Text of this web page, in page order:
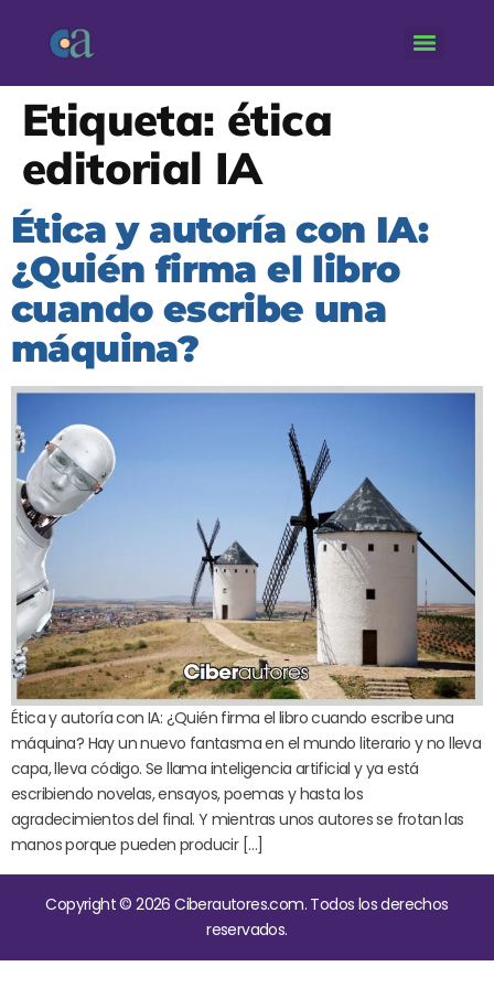
Etiqueta: ética
editorial IA
Ética y autoría con IA:
¿Quién firma el libro
cuando escribe una
máquina?
Ética y autoría con IA: ¿Quién firma el libro cuando escribe una
máquina? Hay un nuevo fantasma en el mundo literario y no lleva
capa, lleva código. Se llama inteligencia artificial y ya está
escribiendo novelas, ensayos, poemas y hasta los
agradecimientos del final. Y mientras unos autores se frotan las
manos porque pueden producir […]
Copyright © 2026 Ciberautores.com. Todos los derechos
reservados.